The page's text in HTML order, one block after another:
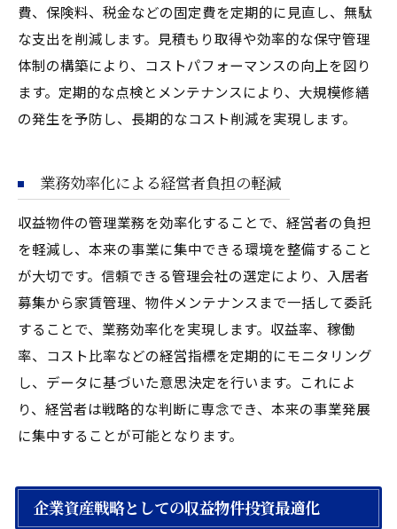
費、保険料、税金などの固定費を定期的に見直し、無駄
な支出を削減します。見積もり取得や効率的な保守管理
体制の構築により、コストパフォーマンスの向上を図り
ます。定期的な点検とメンテナンスにより、大規模修繕
の発生を予防し、長期的なコスト削減を実現します。
業務効率化による経営者負担の軽減
収益物件の管理業務を効率化することで、経営者の負担
を軽減し、本来の事業に集中できる環境を整備すること
が大切です。信頼できる管理会社の選定により、入居者
募集から家賃管理、物件メンテナンスまで一括して委託
することで、業務効率化を実現します。収益率、稼働
率、コスト比率などの経営指標を定期的にモニタリング
し、データに基づいた意思決定を行います。これによ
り、経営者は戦略的な判断に専念でき、本来の事業発展
に集中することが可能となります。
企業資産戦略としての収益物件投資最適化